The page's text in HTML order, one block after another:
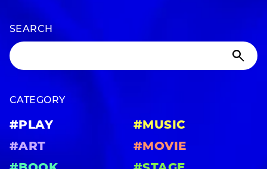
SEARCH
CATEGORY
#PLAY
#MUSIC
#ART
#MOVIE